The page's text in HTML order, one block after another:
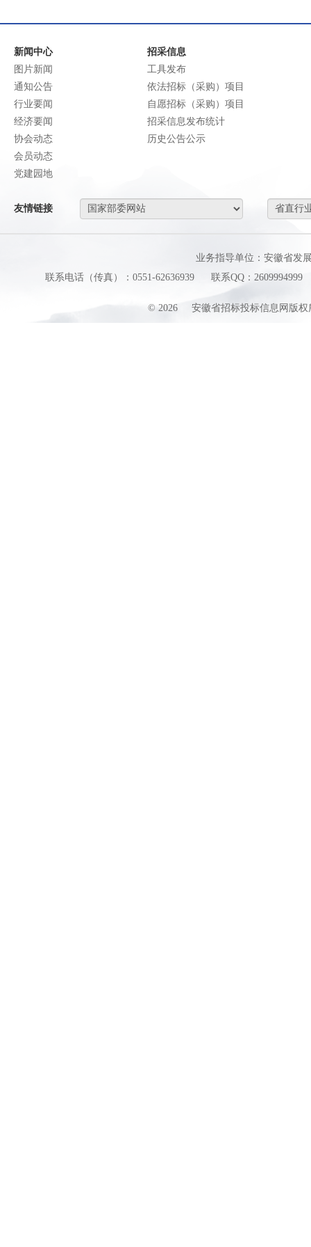
新闻中心
图片新闻
通知公告
行业要闻
经济要闻
协会动态
会员动态
党建园地
招采信息
工具发布
依法招标（采购）项目
自愿招标（采购）项目
招采信息发布统计
历史公告公示
友情链接
业务指导单位：安徽省发
联系电话（传真）：0551-62636939
联系QQ：2609994999
© 2026 安徽省招标投标信息网版